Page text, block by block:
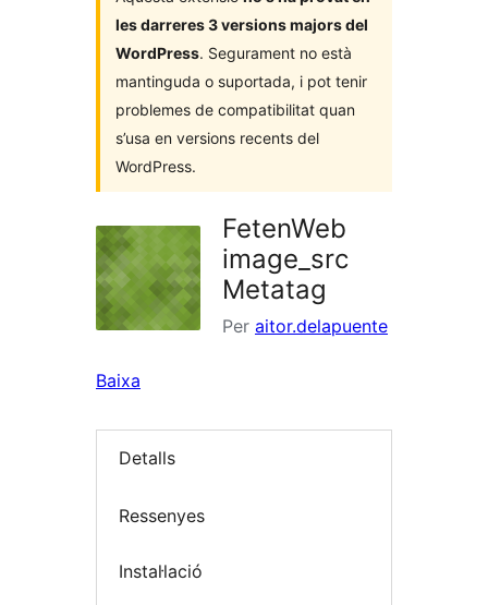
les darreres 3 versions majors del
WordPress. Segurament no està
mantinguda o suportada, i pot tenir
problemes de compatibilitat quan
s’usa en versions recents del
WordPress.
FetenWeb
image_src
Metatag
Per aitor.delapuente
Baixa
Detalls
Ressenyes
Instal·lació